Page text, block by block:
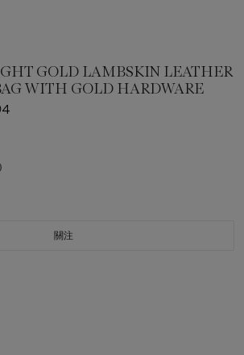
GOLD LAMBSKIN LEATHER
WITH GOLD HARDWARE
關注